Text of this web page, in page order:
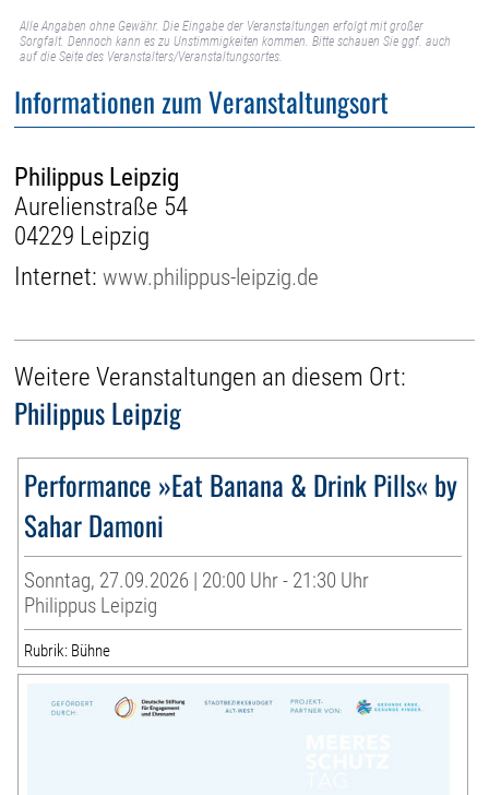
Alle Angaben ohne Gewähr. Die Eingabe der Veranstaltungen erfolgt mit großer
Sorgfalt. Dennoch kann es zu Unstimmigkeiten kommen. Bitte schauen Sie ggf. auch
auf die Seite des Veranstalters/Veranstaltungsortes.
Informationen zum Veranstaltungsort
Philippus Leipzig
Aurelienstraße 54
04229 Leipzig
Internet:www.philippus-leipzig.de
Weitere Veranstaltungen an diesem Ort:
Philippus Leipzig
Performance »Eat Banana & Drink Pills« by
Sahar Damoni
Sonntag, 27.09.2026 | 20:00 Uhr - 21:30 Uhr
Philippus Leipzig
Rubrik: Bühne